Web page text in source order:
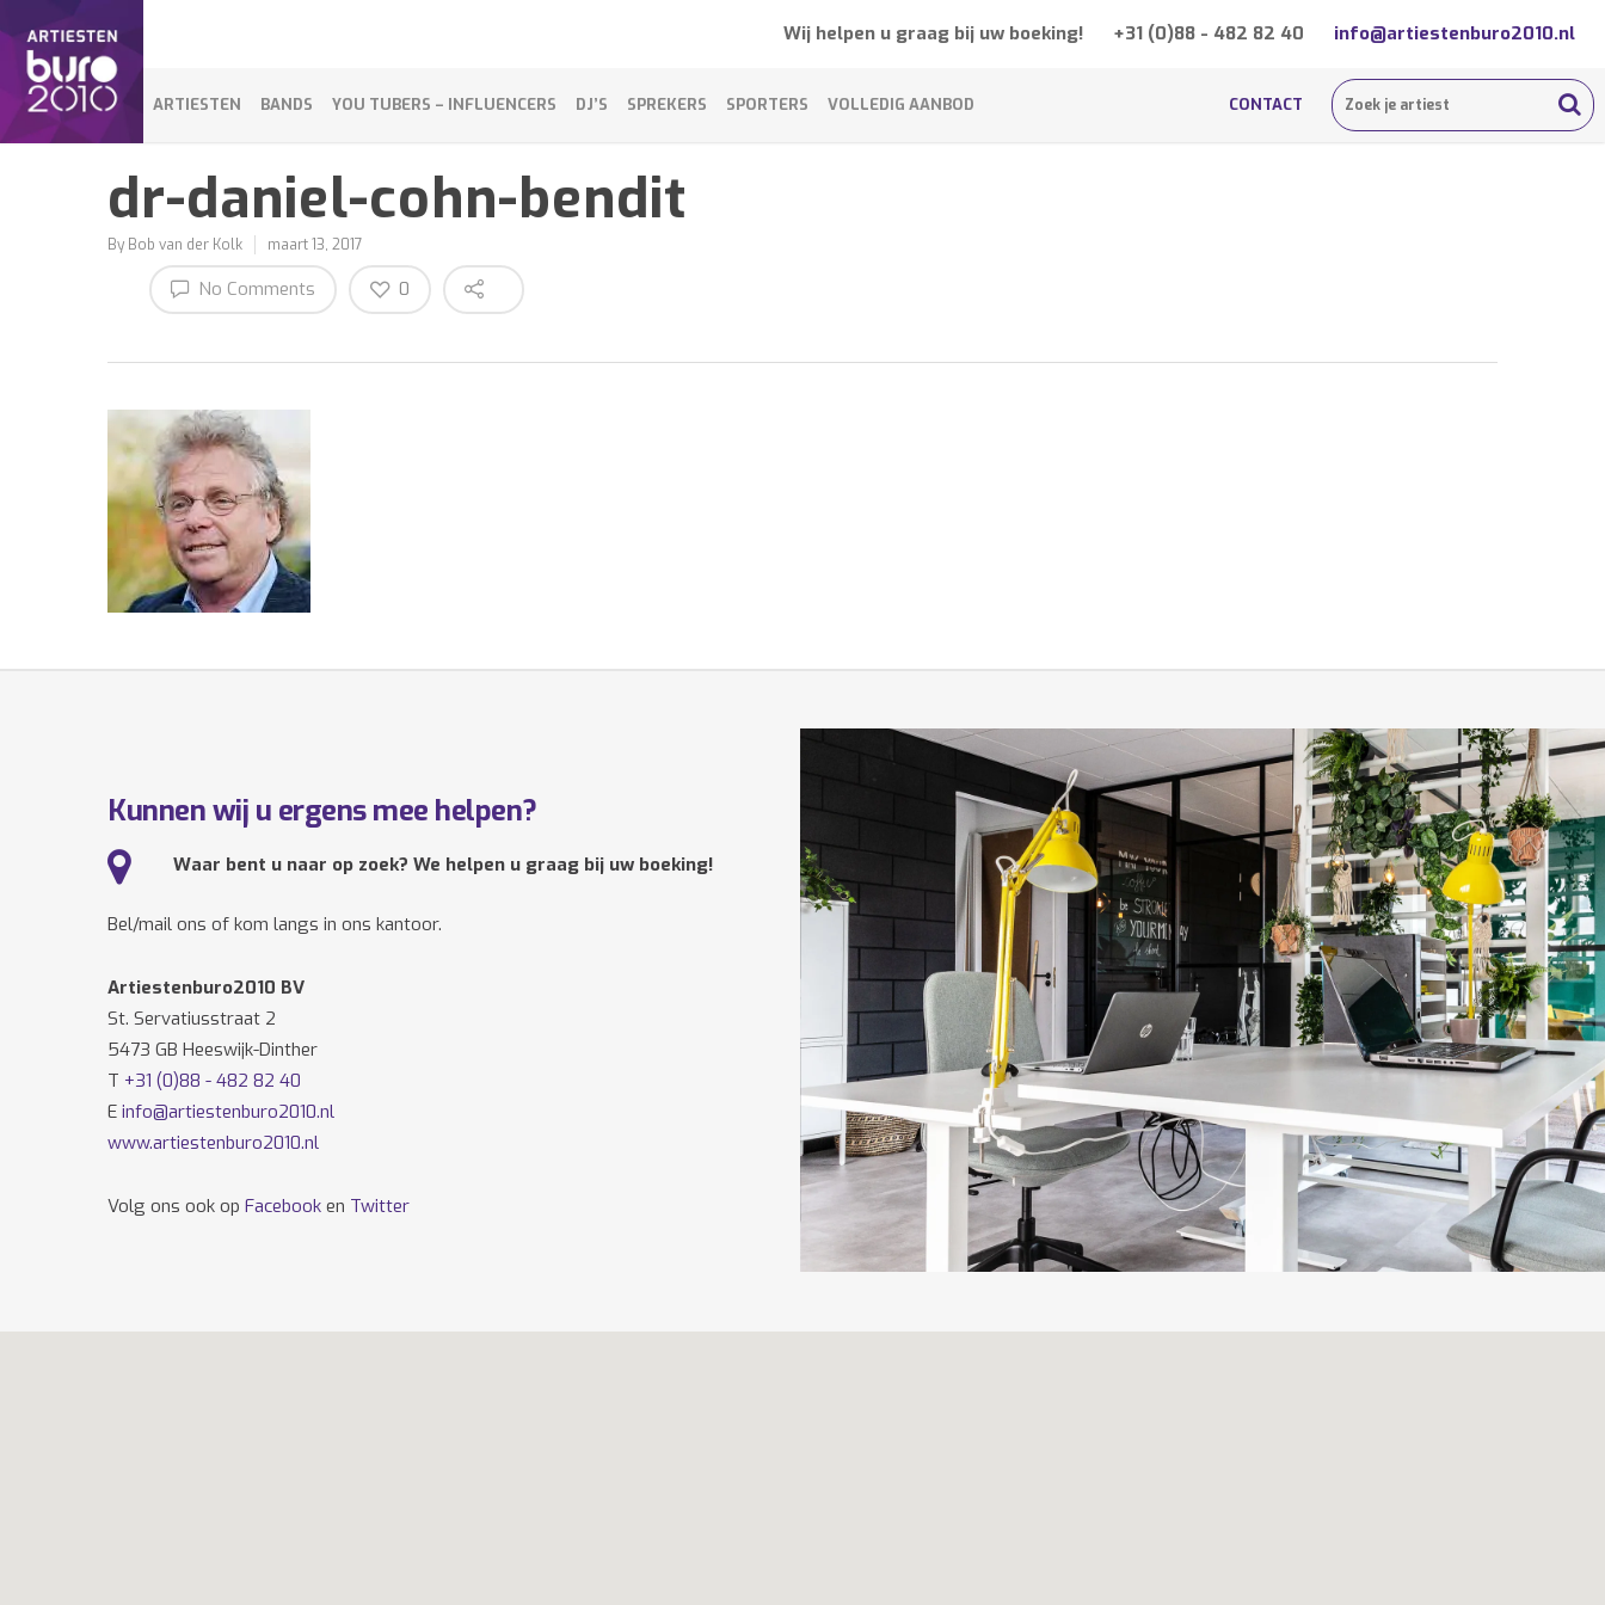
Wij helpen u graag bij uw boeking! +31 (0)88 - 482 82 40 info@artiestenburo2010.nl
ARTIESTEN BANDS YOU TUBERS – INFLUENCERS DJ’S SPREKERS SPORTERS VOLLEDIG AANBOD CONTACT
dr-daniel-cohn-bendit
By Bob van der Kolk maart 13, 2017
No Comments 0
Kunnen wij u ergens mee helpen?
Waar bent u naar op zoek? We helpen u graag bij uw boeking!
Bel/mail ons of kom langs in ons kantoor.
Artiestenburo2010 BV
St. Servatiusstraat 2
5473 GB Heeswijk-Dinther
T +31 (0)88 - 482 82 40
E info@artiestenburo2010.nl
www.artiestenburo2010.nl
Volg ons ook op Facebook en Twitter